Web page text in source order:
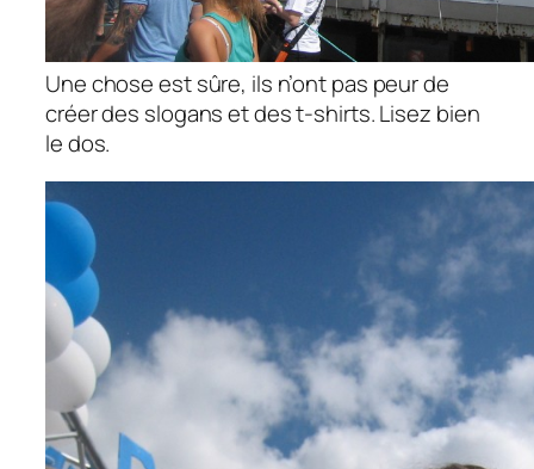
Une chose est sûre, ils n’ont pas peur de
créer des slogans et des t-shirts. Lisez bien
le dos.